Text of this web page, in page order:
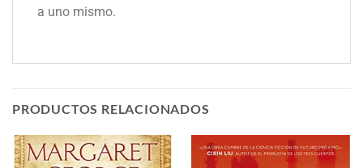
a uno mismo.
PRODUCTOS RELACIONADOS